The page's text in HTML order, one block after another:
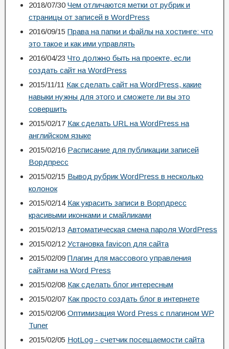
2018/07/30 Чем отличаются метки от рубрик и
страницы от записей в WordPress
2016/09/15 Права на папки и файлы на хостинге: что
это такое и как ими управлять
2016/04/23 Что должно быть на проекте, если
создать сайт на WordPress
2015/11/11 Как сделать сайт на WordPress, какие
навыки нужны для этого и сможете ли вы это
совершить
2015/02/17 Как сделать URL на WordPress на
английском языке
2015/02/16 Расписание для публикации записей
Вордпресс
2015/02/15 Вывод рубрик WordPress в несколько
колонок
2015/02/14 Как украсить записи в Ворпдресс
красивыми иконками и смайликами
2015/02/13 Автоматическая смена пароля WordPress
2015/02/12 Установка favicon для сайта
2015/02/09 Плагин для массового управления
сайтами на Word Press
2015/02/08 Как сделать блог интересным
2015/02/07 Как просто создать блог в интернете
2015/02/06 Оптимизация Word Press с плагином WP
Tuner
2015/02/05 HotLog - счетчик посещаемости сайта